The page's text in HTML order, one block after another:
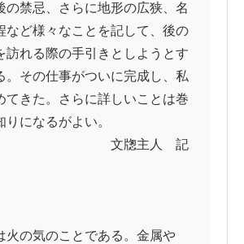
の禁忌、さらに地形の広狭、名
など様々なことを記して、後の
訪れる際の手引きとしようとす
。その仕事がついに完成し、私
てきた。さらに詳しいことは巻
りになるがよい。
主人　記
火の気のことである。金属や